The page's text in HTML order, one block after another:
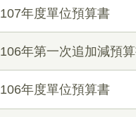
107年度單位預算書
106年第一次追加減預
106年度單位預算書